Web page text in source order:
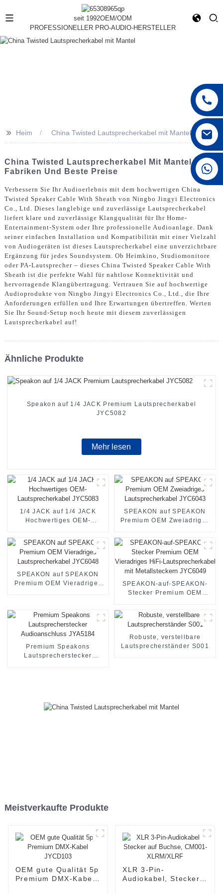
seit 1992OEM/ODM
PROFESSIONELLER PRO-AUDIO-HERSTELLER
+86 15168592711
>> Heim China Twisted Lautsprecherkabel mit Mantel
China Twisted Lautsprecherkabel Mit Mantel - Top-
Fabriken Und Beste Preise
Verbessern Sie Ihr Audioerlebnis mit dem hochwertigen China
Twisted Speaker Cable With Sheath von Ningbo Jingyi Electronics
Co., Ltd. Dieses langlebige und zuverlässige Lautsprecherkabel
liefert klare und zuverlässige Klangqualität für Ihr Home-
Entertainment-System oder Ihre professionelle Audioanlage. Dank
seiner einfachen Installation und Kompatibilität mit einer Vielzahl
von Audiogeräten ist dieses Lautsprecherkabel eine unverzichtbare
Ergänzung für jedes Soundsystem. Ob Heimkino, Studiomonitore
oder PA-Lautsprecher – dieses China Twisted Speaker Cable With
Sheath ist die perfekte Wahl für nahtlose Konnektivität und
hervorragende Klangübertragung. Vertrauen Sie auf hochwertige
Audioprodukte von Ningbo Jingyi Electronics Co., Ltd., die Ihre
Anforderungen erfüllen und Ihre Erwartungen übertreffen. Werten
Sie Ihr Sound-Setup noch heute mit diesem zuverlässigen
Lautsprecherkabel auf!
Ähnliche Produkte
Speakon auf 1/4 JACK Premium Lautsprecherkabel
JYC5082
Mehr lesen
1/4 JACK auf 1/4 JACK
Hochwertiges OEM-
SPEAKON auf SPEAKON
Premium OEM Zweiadriges
SPEAKON auf SPEAKON
Premium OEM Vieradriges
SPEAKON-auf-SPEAKON-
Stecker Premium OEM
Lautsprecherkabel mit
Metallsteckern JYC6049
Premium Speakons
Lautsprecherstecker
Robuste, verstellbare
Lautsprecherständer S001
Meistverkaufte Produkte
OEM gute Qualität 5p
Premium DMX-Kabel
XLR 3-Pin-
Audiokabel, Stecker